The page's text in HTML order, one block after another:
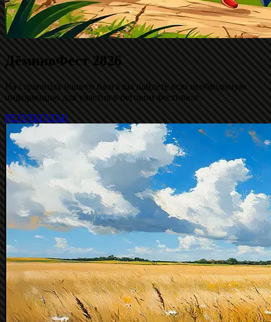
ДёминоФест 2026
На страницах нашего блога вы найдёте всю необходимую
информацию для участия в беговом фестивале.
РЕЗУЛЬТАТЫ!